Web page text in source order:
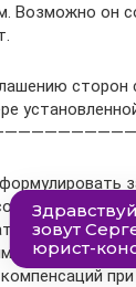
Возможно он
сторон
на
чтобы при
право на